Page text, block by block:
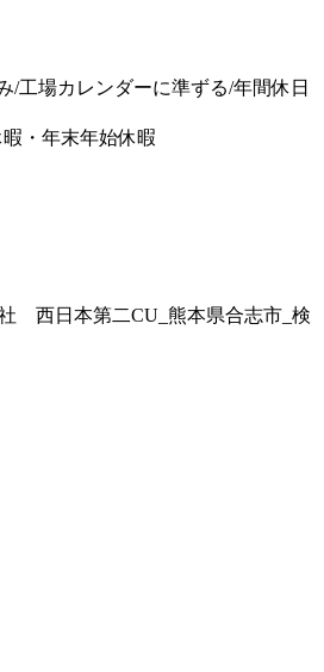
/工場カレンダーに準ずる/年間休日
・年末年始休暇
西日本第二CU_熊本県合志市_検